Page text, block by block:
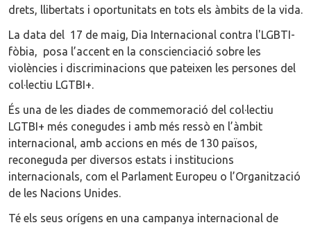
drets, llibertats i oportunitats en tots els àmbits de la vida.
La data del 17 de maig, Dia Internacional contra l'LGBTI-
fòbia, posa l’accent en la conscienciació sobre les
violències i discriminacions que pateixen les persones del
col·lectiu LGTBI+.
És una de les diades de commemoració del col·lectiu
LGTBI+ més conegudes i amb més ressò en l’àmbit
internacional, amb accions en més de 130 països,
reconeguda per diversos estats i institucions
internacionals, com el Parlament Europeu o l’Organització
de les Nacions Unides.
Té els seus orígens en una campanya internacional de